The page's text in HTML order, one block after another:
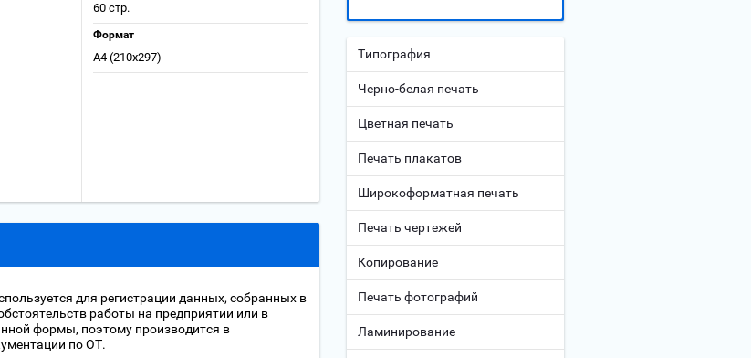
60 стр.
Формат
А4 (210x297)
для регистрации данных, собранных в
работы на предприятии или в
формы, поэтому производится в
по ОТ.
Типография
Черно-белая печать
Цветная печать
Печать плакатов
Широкоформатная печать
Печать чертежей
Копирование
Печать фотографий
Ламинирование